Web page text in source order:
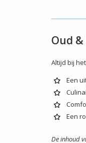
Oud
Altijd bij
Een
Een
De inhoud